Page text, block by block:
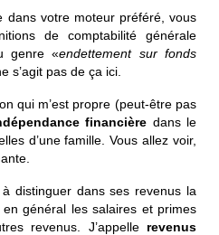
dans votre moteur préféré, vous
de comptabilité générale
genre «endettement sur fonds
s’agit pas de ça ici.
qui m’est propre (peut-être pas
financière dans le
d’une famille. Vous allez voir,
distinguer dans ses revenus la
général les salaires et primes
revenus. J’appelle revenus